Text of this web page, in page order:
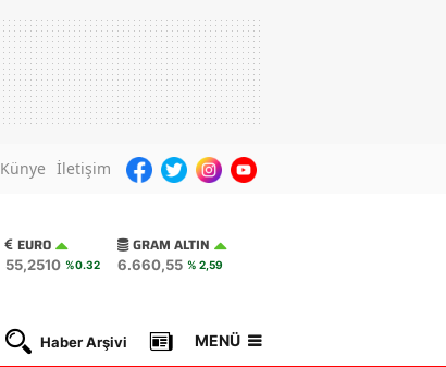
Künye İletişim
EURO
55,2510 %0.32
GRAM ALTIN
6.660,55 % 2,59
Haber Arşivi Gazete Manşetleri
MENÜ